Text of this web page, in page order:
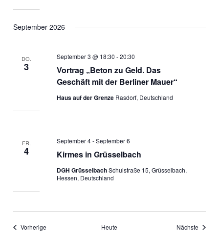
September 2026
DO.
3
Vortrag „Beton zu Geld. Das
Geschäft mit der Berliner Mauer“
September 3 @ 18:30 -20:30
Haus auf der Grenze Rasdorf, Deutschland
FR.
4 Kirmes in Grüsselbach
September 4-September 6
DGH GrüsselbachSchulstraße 15, Grüsselbach,
Hessen, Deutschland
VorherigeVeranstaltungen Heute Nächste